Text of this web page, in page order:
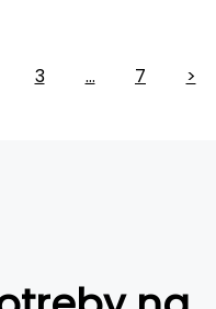
3 … 7 >